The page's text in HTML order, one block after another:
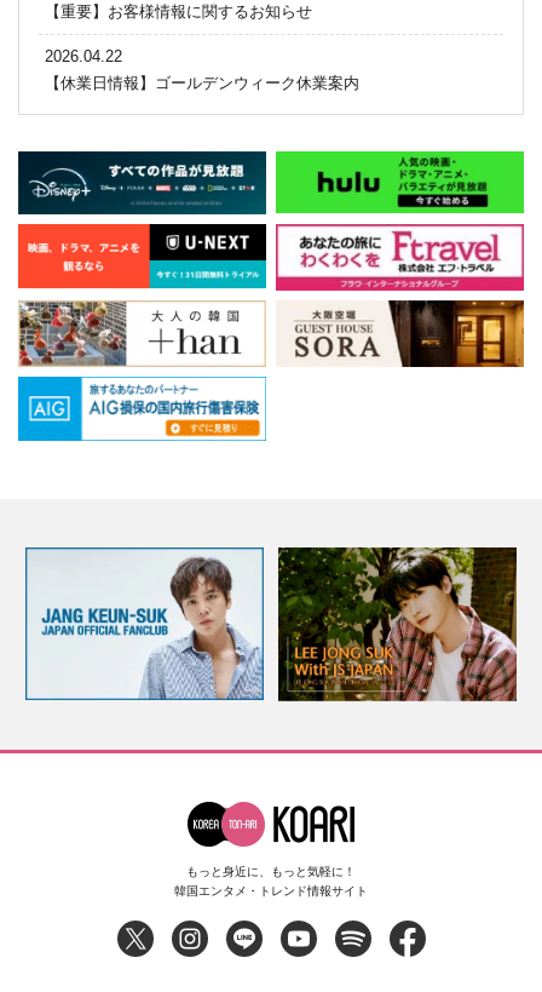
【重要】お客様情報に関するお知らせ
2026.04.22
【休業日情報】ゴールデンウィーク休業案内
もっと身近に、もっと気軽に！
韓国エンタメ・トレンド情報サイト